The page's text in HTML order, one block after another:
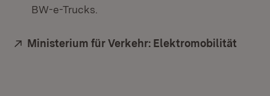
BW-e-Trucks.
Extern:
Ministerium für Verkehr: Elektromobilität